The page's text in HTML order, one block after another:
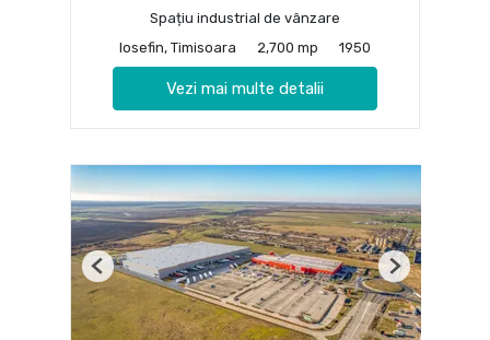
Spațiu industrial de vânzare
Iosefin, Timisoara
2,700 mp 1950
Vezi mai multe detalii
Previous Next